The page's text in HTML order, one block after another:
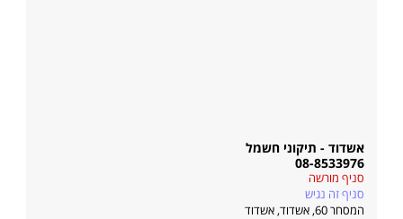
אשדוד - תיקוני חשמל
08-8533976
סניף מורשה
סניף זה נגיש
המסחר 60, אשדוד
,אשדוד